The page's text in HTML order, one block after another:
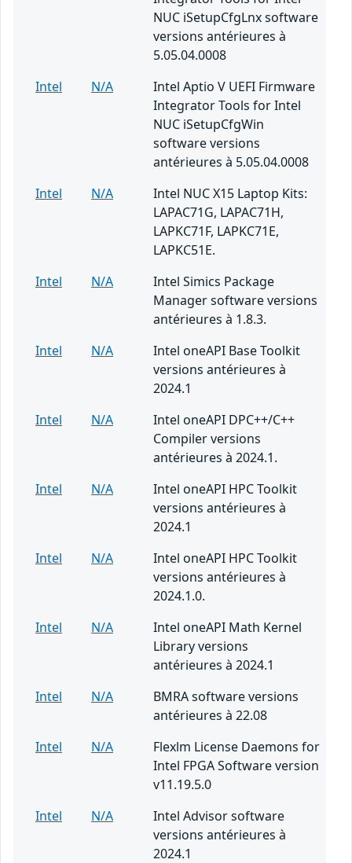
NUC iSetupCfgLnx software
versions antérieures à
5.05.04.0008
Intel
N/A
Intel Aptio V UEFI Firmware
Integrator Tools for Intel
NUC iSetupCfgWin
software versions
antérieures à 5.05.04.0008
Intel
N/A
Intel NUC X15 Laptop Kits:
LAPAC71G, LAPAC71H,
LAPKC71F, LAPKC71E,
LAPKC51E.
Intel
N/A
Intel Simics Package
Manager software versions
antérieures à 1.8.3.
Intel
N/A
Intel oneAPI Base Toolkit
versions antérieures à
2024.1
Intel
N/A
Intel oneAPI DPC++/C++
Compiler versions
antérieures à 2024.1.
Intel
N/A
Intel oneAPI HPC Toolkit
versions antérieures à
2024.1
Intel
N/A
Intel oneAPI HPC Toolkit
versions antérieures à
2024.1.0.
Intel
N/A
Intel oneAPI Math Kernel
Library versions
antérieures à 2024.1
Intel
N/A
BMRA software versions
antérieures à 22.08
Intel
N/A
Flexlm License Daemons for
Intel FPGA Software version
v11.19.5.0
Intel
N/A
Intel Advisor software
versions antérieures à
2024.1